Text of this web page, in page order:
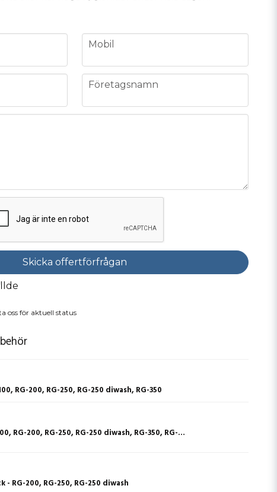
phone
Mobil
company
Företagsnamn
Skicka offertförfrågan
oss för aktuell status
RG-200, RG-250, RG-250 diwash, RG-350
Kantinvagn - RG-100, RG-200, RG-250, RG-250 diwash, RG-350, RG-300i, RG-400i
RG-200, RG-250, RG-250 diwash